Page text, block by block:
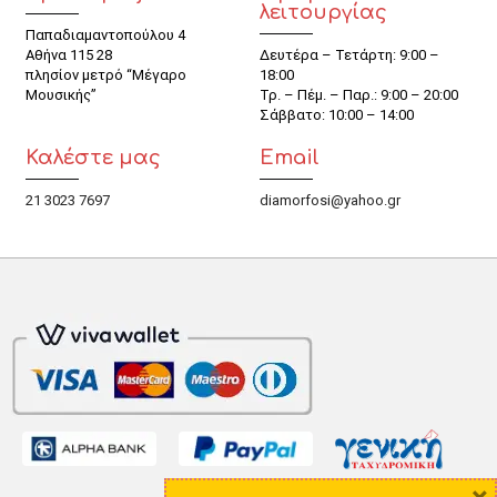
Παπαδιαμαντοπούλου 4
Αθήνα 115 28
πλησίον μετρό “Μέγαρο
Μουσικής”
λειτουργίας
Δευτέρα – Τετάρτη: 9:00 –
18:00
Τρ. – Πέμ. – Παρ.: 9:00 – 20:00
Σάββατο: 10:00 – 14:00
Καλέστε μας
21 3023 7697
Email
diamorfosi@yahoo.gr